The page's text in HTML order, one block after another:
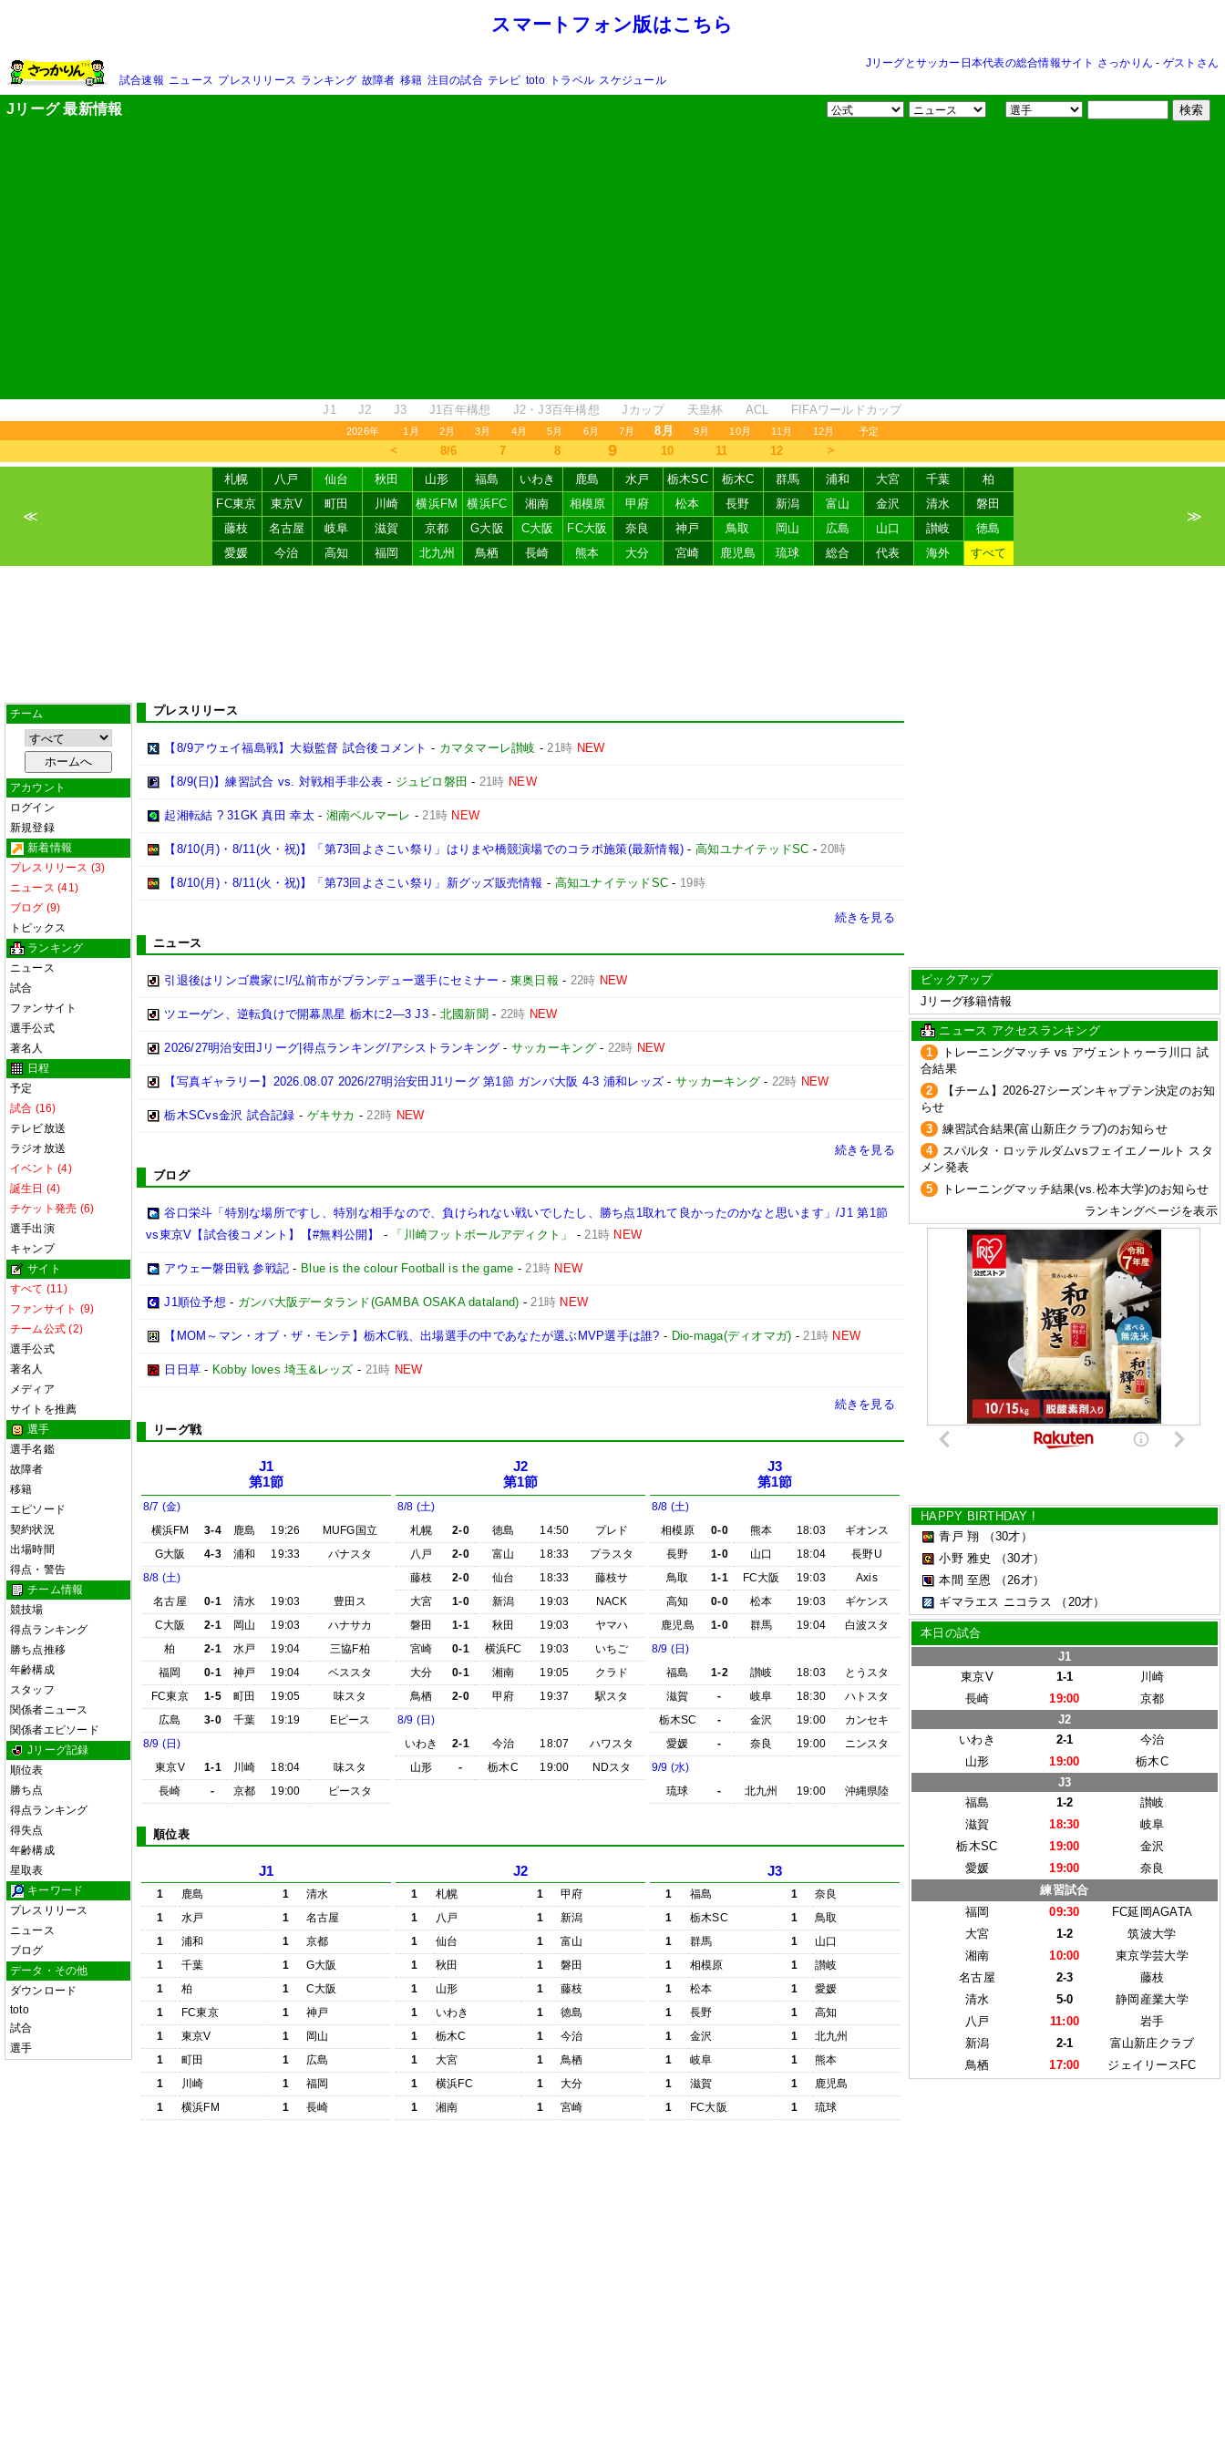
スマートフォン版はこちら
Jリーグとサッカー日本代表の総合情報サイト さっかりん - ゲストさん
試合速報 ニュース プレスリリース ランキング 故障者 移籍 注目の試合 テレビ toto トラベル スケジュール
Jリーグ 最新情報
J1 J2 J3 J1百年構想 J2・J3百年構想 Jカップ 天皇杯 ACL FIFAワールドカップ
2026年 1月 2月 3月 4月 5月 6月 7月 8月 9月 10月 11月 12月 予定
＜ 8/6 7 8 9 10 11 12 ＞
≪
札幌 八戸 仙台 秋田 山形 福島 いわき 鹿島 水戸 栃木SC 栃木C 群馬 浦和 大宮 千葉
柏
FC東京
東京V 町田 川崎 横浜FM 横浜FC 湘南 相模原 甲府 松本 長野 新潟 富山 金沢 清水
磐田
藤枝
名古屋 岐阜 滋賀 京都 G大阪 C大阪 FC大阪 奈良 神戸 鳥取 岡山 広島 山口 讃岐
徳島
愛媛
今治 高知 福岡 北九州 鳥栖 長崎 熊本 大分 宮崎 鹿児島 琉球 総合 代表 海外 すべて
≫
チーム
アカウント
ログイン
新規登録
新着情報
プレスリリース (3)
ニュース (41)
ブログ (9)
トピックス
ランキング
ニュース
試合
ファンサイト
選手公式
著名人
日程
予定
試合 (16)
テレビ放送
ラジオ放送
イベント (4)
誕生日 (4)
チケット発売 (6)
選手出演
キャンプ
サイト
すべて (11)
ファンサイト (9)
チーム公式 (2)
選手公式
著名人
メディア
サイトを推薦
選手
選手名鑑
故障者
移籍
エピソード
契約状況
出場時間
得点・警告
チーム情報
競技場
得点ランキング
勝ち点推移
年齢構成
スタッフ
関係者ニュース
関係者エピソード
Jリーグ記録
順位表
勝ち点
得点ランキング
得失点
年齢構成
星取表
キーワード
プレスリリース
ニュース
ブログ
データ・その他
ダウンロード
toto
試合
選手
プレスリリース
【8/9アウェイ福島戦】大嶽監督 試合後コメント - カマタマーレ讃岐 -21時 NEW
【8/9(日)】練習試合 vs. 対戦相手非公表 - ジュビロ磐田 - 21時 NEW
起湘転結 ? 31GK 真田 幸太- 湘南ベルマーレ -21時 NEW
【8/10(月)・8/11(火・祝)】「第73回よさこい祭り」はりまや橋競演場でのコラボ施策(最新情報) - 高知ユナイテッドSC -20時
【8/10(月)・8/11(火・祝)】「第73回よさこい祭り」新グッズ販売情報 - 高知ユナイテッドSC - 19時
続きを見る
ニュース
引退後はリンゴ農家に!/弘前市がブランデュー選手にセミナー - 東奥日報 - 22時 NEW
ツエーゲン、逆転負けで開幕黒星 栃木に2―3 J3- 北國新聞 - 22時 NEW
2026/27明治安田Jリーグ|得点ランキング/アシストランキング - サッカーキング- 22時 NEW
【写真ギャラリー】2026.08.07 2026/27明治安田J1リーグ 第1節 ガンバ大阪 4-3 浦和レッズ -サッカーキング- 22時 NEW
栃木SCvs金沢 試合記録 - ゲキサカ -22時 NEW
続きを見る
ブログ
谷口栄斗「特別な場所ですし、特別な相手なので、負けられない戦いでしたし、勝ち点1取れて良かったのかなと思います」/J1 第1節
vs東京V【試合後コメント】【#無料公開】
- 「川崎フットボールアディクト」 -21時 NEW
アウェー磐田戦 参戦記 - Blue is the colour Football is the game -21時 NEW
J1順位予想 - ガンバ大阪データランド(GAMBA OSAKA dataland) -21時 NEW
【MOM～マン・オブ・ザ・モンテ】栃木C戦、出場選手の中であなたが選ぶMVP選手は誰? - Dio-maga(ディオマガ) -21時 NEW
日日草 - Kobby loves 埼玉&レッズ - 21時 NEW
続きを見る
リーグ戦
J1
第1節
8/7 (金)
横浜FM
3-4 鹿島 19:26
MUFG国立
G大阪
4-3 浦和 19:33
パナスタ
8/8 (土)
名古屋
0-1 清水 19:03
豊田ス
C大阪
2-1 岡山 19:03
ハナサカ
柏
2-1 水戸 19:04
三協F柏
福岡
0-1 神戸 19:04
ベススタ
FC東京
1-5 町田 19:05
味スタ
広島
3-0 千葉 19:19
Eピース
8/9 (日)
東京V
1-1 川崎 18:04
味スタ
長崎
- 京都 19:00 ピースタ
J2
第1節
8/8 (土)
札幌
2-0 徳島 14:50
プレド
八戸
2-0 富山 18:33
プラスタ
藤枝
2-0 仙台 18:33
藤枝サ
大宮
1-0 新潟 19:03
NACK
磐田
1-1 秋田 19:03
ヤマハ
宮崎
0-1 横浜FC 19:03
いちご
大分
0-1 湘南 19:05
クラド
鳥栖
2-0 甲府 19:37
駅スタ
8/9 (日)
いわき
2-1 今治 18:07
ハワスタ
山形
- 栃木C 19:00 NDスタ
J3
第1節
8/8 (土)
相模原
0-0 熊本 18:03
ギオンス
長野
1-0 山口 18:04
長野U
鳥取
1-1 FC大阪 19:03
Axis
高知
0-0 松本 19:03
ギケンス
鹿児島
1-0 群馬 19:04
白波スタ
8/9 (日)
福島
1-2 讃岐 18:03
とうスタ
滋賀
- 岐阜 18:30
ハトスタ
栃木SC
- 金沢 19:00
カンセキ
愛媛
- 奈良 19:00
ニンスタ
9/9 (水)
琉球
- 北九州 19:00 沖縄県陸
順位表
J1
1 鹿島 1
清水
1
水戸 1
名古屋
1
浦和 1
京都
1
千葉 1
G大阪
1
柏 1
C大阪
1
FC東京 1
神戸
1
東京V 1
岡山
1
町田 1
広島
1
川崎 1
福岡
1
横浜FM 1 長崎
J2
1 札幌 1
甲府
1
八戸 1
新潟
1
仙台 1
富山
1
秋田 1
磐田
1
山形 1
藤枝
1
いわき 1
徳島
1
栃木C 1
今治
1
大宮 1
鳥栖
1
横浜FC 1
大分
1
湘南 1 宮崎
J3
1 福島 1
奈良
1
栃木SC 1
鳥取
1
群馬 1
山口
1
相模原 1
讃岐
1
松本 1
愛媛
1
長野 1
高知
1
金沢 1
北九州
1
岐阜 1
熊本
1
滋賀 1
鹿児島
1
FC大阪 1 琉球
ピックアップ
Jリーグ移籍情報
ニュース アクセスランキング
1
トレーニングマッチ vs アヴェントゥーラ川口 試
合結果
2
【チーム】2026-27シーズンキャプテン決定のお知
らせ
3
練習試合結果(富山新庄クラブ)のお知らせ
4
スパルタ・ロッテルダムvsフェイエノールト スタ
メン発表
5
トレーニングマッチ結果(vs.松本大学)のお知らせ
ランキングページを表示
HAPPY BIRTHDAY !
青戸 翔
（30才）
小野 雅史
（30才）
本間 至恩
（26才）
ギマラエス ニコラス
（20才）
本日の試合
J1
東京V
1-1
川崎
長崎
19:00
京都
J2
いわき
2-1
今治
山形
19:00
栃木C
J3
福島
1-2
讃岐
滋賀
18:30
岐阜
栃木SC
19:00
金沢
愛媛
19:00
奈良
練習試合
福岡
09:30
FC延岡AGATA
大宮
1-2
筑波大学
湘南
10:00
東京学芸大学
名古屋
2-3
藤枝
清水
5-0
静岡産業大学
八戸
11:00
岩手
新潟
2-1
富山新庄クラブ
鳥栖
17:00 ジェイリースFC